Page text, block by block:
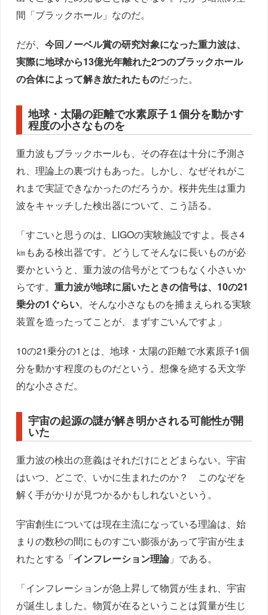
間「ブラックホール」なのだ。
だが、今回ノーベル賞の研究対象になった重力波は、
実際に地球から13億光年離れた2つのブラックホール
の合体によって解き放たれたものだった。
地球・太陽の距離で水素原子１個分を動かす
程度の小さなものを
重力波もブラックホールも、その存在は十分に予測さ
れ、理論上の裏づけもあった。しかし、なぜそれがこ
れまで実証できなかったのだろうか。桜井先生は重力
波をキャッチした検出器について、こう語る。
「すごいと思うのは、LIGOの実験施設ですよ。長さ4
㎞もある検出器です。どうしてそんなに長いものが必
要かというと、重力波の信号がとてつもなく小さいか
らです。重力波が地球に届いたときの信号は、10の21
乗分の1ぐらい。そんな小さなものを捕まえられる実験
装置を造ったってことが、まずすごいんですよ」
10の21乗分の1とは、地球・太陽の距離で水素原子1個
分を動かす程度のものだという。想像を絶する天文学
的な小ささだ。
宇宙の起源の謎が解き明かされる可能性が開
いた
重力波の検出の意義はそれだけにとどまらない。宇宙
はいつ、どこで、いかに生まれたのか？ このなぞを
解く手がかりが見つかるかもしれないという。
宇宙創生については現在主流になっている理論は、始
まりの数秒の間にものすごい膨張があって宇宙が生ま
れたとする「インフレーション理論」である。
「インフレーションが急上昇して物質が生まれ、宇宙
が誕生しました。物質が在るということは質量が生じ